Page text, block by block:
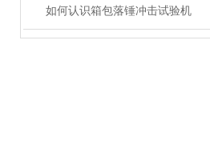
如何认识箱包落锤冲击试验机